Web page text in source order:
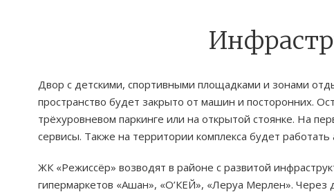
Двор с детскими, спортивными площадками и зонами
пространство будет закрыто от машин и посторонних.
трёхуровневом паркинге или на открытой стоянке. На
сервисы. Также на территории комплекса будет работать
ЖК «Режиссёр» возводят в районе с развитой
гипермаркетов «Ашан», «О’КЕЙ», «Леруа Мерлен».